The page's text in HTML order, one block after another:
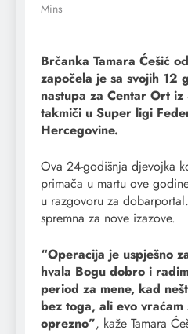
Mins
Brčanka Tamara Ćešić
započela je sa svojih 12
nastupa za Centar Ort
takmiči u Super ligi
Hercegovine.
Ova 24-godišnja djevojka
primača u martu ove
u razgovoru za
spremna za nove izazove.
“Operacija je uspješno
hvala Bogu dobro i
period za mene, kad
bez toga, ali evo
oprezno”, kaže Tamara